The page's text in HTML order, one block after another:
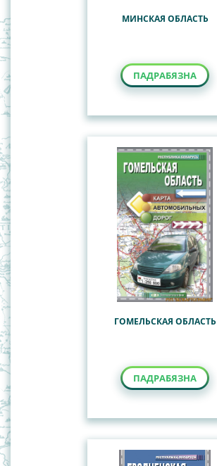
МИНСКАЯ ОБЛАСТЬ
ПАДРАБЯЗНА
ГОМЕЛЬСКАЯ ОБЛАСТЬ
ПАДРАБЯЗНА